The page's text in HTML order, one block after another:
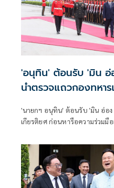
'อนุทิน' ต้อนรับ 'มิน อ่
นำตรวจแถวกองทหา
'นายกฯ อนุทิน' ต้อนรับ 'มิน อ่อง
เกียรติยศ ก่อนหารือความร่วมมื